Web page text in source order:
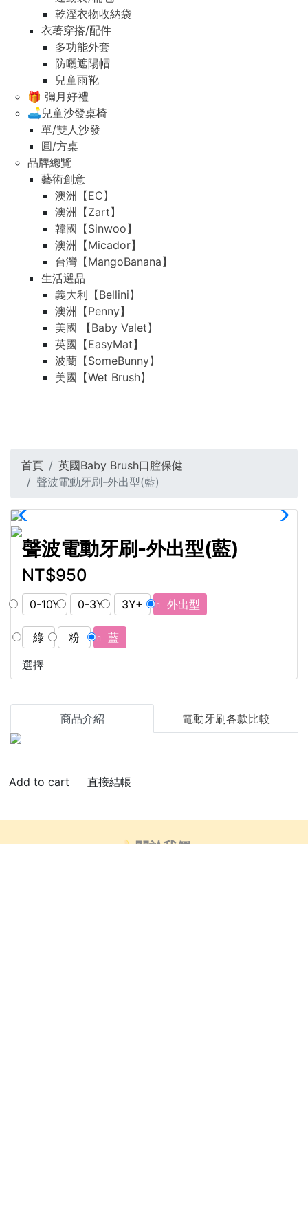
乾溼衣物收納袋
衣著穿搭/配件
多功能外套
防曬遮陽帽
兒童雨靴
🎁 彌月好禮
🛋️兒童沙發桌椅
單/雙人沙發
圓/方桌
品牌總覽
藝術創意
澳洲【EC】
澳洲【Zart】
韓國【Sinwoo】
澳洲【Micador】
台灣【MangoBanana】
生活選品
義大利【Bellini】
澳洲【Penny】
美國 【Baby Valet】
英國【EasyMat】
波蘭【SomeBunny】
美國【Wet Brush】
首頁
英國Baby Brush口腔保健
聲波電動牙刷-外出型(藍)
聲波電動牙刷-外出型(藍)
NT$950
0-10Y 0-3Y 3Y+ 外出型
綠 粉
藍
選擇
商品介紹 電動牙刷各款比較
直接結帳
🍌關於我們